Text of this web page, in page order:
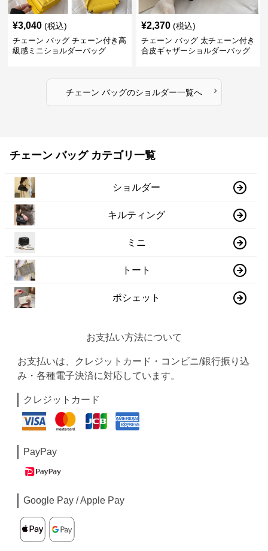
¥3,040 (税込)
チェーン バッグ チェーン付き高
級感ミニショルダーバッグ
¥2,370 (税込)
チェーン バッグ 太チェーン付き
合皮ギャザーショルダーバッグ
チェーン バッグのショルダー一覧へ ›
チェーン バッグ カテゴリ一覧
ショルダー
キルティング
ミニ
トート
ポシェット
お支払い方法について
お支払いは、クレジットカード・コンビニ/銀行振り込
み・各種電子決済に対応しています。
クレジットカード
PayPay
Google Pay / Apple Pay